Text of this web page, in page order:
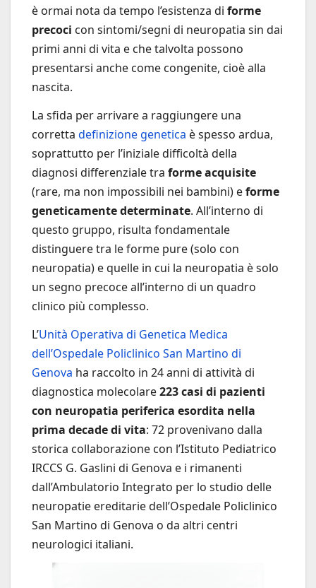
è ormai nota da tempo l’esistenza di forme
precoci con sintomi/segni di neuropatia sin dai
primi anni di vita e che talvolta possono
presentarsi anche come congenite, cioè alla
nascita.
La sfida per arrivare a raggiungere una
corretta definizione genetica è spesso ardua,
soprattutto per l’iniziale difficoltà della
diagnosi differenziale tra forme acquisite
(rare, ma non impossibili nei bambini) eforme
geneticamente determinate. All’interno di
questo gruppo, risulta fondamentale
distinguere tra le forme pure (solo con
neuropatia) e quelle in cui la neuropatia è solo
un segno precoce all’interno di un quadro
clinico più complesso.
L’Unità Operativa di Genetica Medica
dell’Ospedale Policlinico San Martino di
Genova ha raccolto in 24 anni di attività di
diagnostica molecolare223 casi di pazienti
con neuropatia periferica esordita nella
prima decade di vita: 72 provenivano dalla
storica collaborazione con l’Istituto Pediatrico
IRCCS G. Gaslini di Genova e i rimanenti
dall’Ambulatorio Integrato per lo studio delle
neuropatie ereditarie dell’Ospedale Policlinico
San Martino di Genova o da altri centri
neurologici italiani.